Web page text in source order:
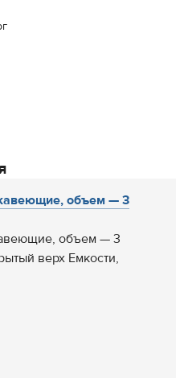
объем — 3
объем — 3
верх Емкости,